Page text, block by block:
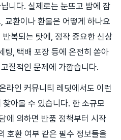
니다. 실제로는 눈뜨고 밤에 잠
교환이나 환불은 어떻게 하나요
복되는 탓에, 정작 중요한 신상
팅, 택배 포장 등에 온전히 쏟아
질적인 문제에 가깝습니다.
라인 커뮤니티 레딧에서도 이런
아볼 수 있습니다. 한 소규모
에 의하면 반품 정책부터 시작
호환 여부 같은 필수 정보들을